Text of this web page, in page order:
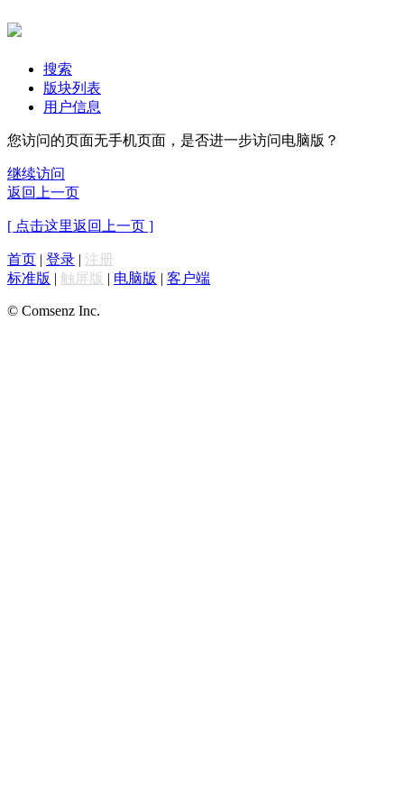
搜索
版块列表
用户信息
您访问的页面无手机页面，是否进一步访问电脑版？
继续访问
返回上一页
[ 点击这里返回上一页 ]
首页 | 登录 | 注册
标准版 | 触屏版 | 电脑版 | 客户端
© Comsenz Inc.